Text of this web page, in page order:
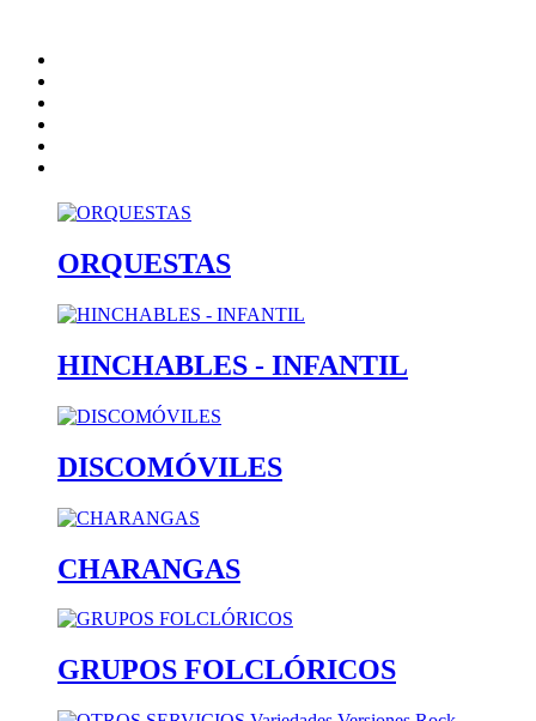
ORQUESTAS
HINCHABLES - INFANTIL
DISCOMÓVILES
CHARANGAS
GRUPOS FOLCLÓRICOS